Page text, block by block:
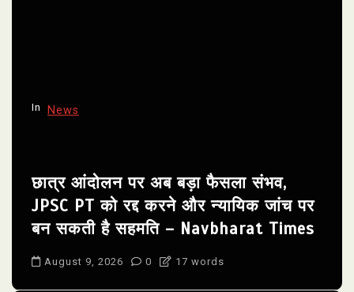
In News
छात्र आंदोलन पर अब बड़ा फैसला संभव,
JPSC PT को रद्द करने और न्यायिक जांच पर
बन सकती है सहमति – Navbharat Times
August 9, 2026 0 17 words